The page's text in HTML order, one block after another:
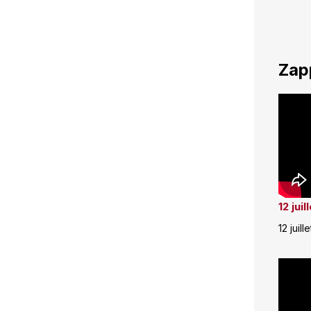
12
12